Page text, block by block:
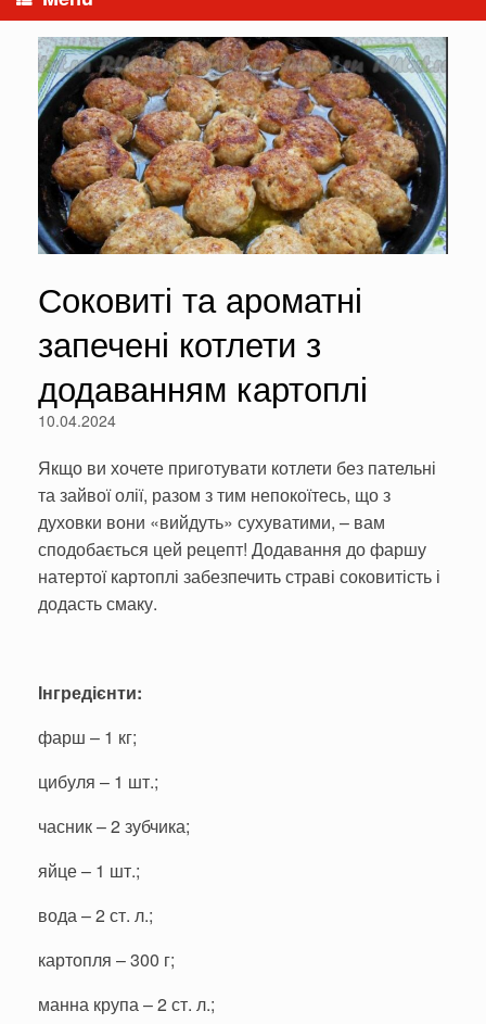
Соковиті та ароматні
запечені котлети з
додаванням картоплі
10.04.2024
Якщо ви хочете приготувати котлети без пательні
та зайвої олії, разом з тим непокоїтесь, що з
духовки вони «вийдуть» сухуватими, – вам
сподобається цей рецепт! Додавання до фаршу
натертої картоплі забезпечить страві соковитість і
додасть смаку.
Інгредієнти:
фарш – 1 кг;
цибуля – 1 шт.;
часник – 2 зубчика;
яйце – 1 шт.;
вода – 2 ст. л.;
картопля – 300 г;
манна крупа – 2 ст. л.;